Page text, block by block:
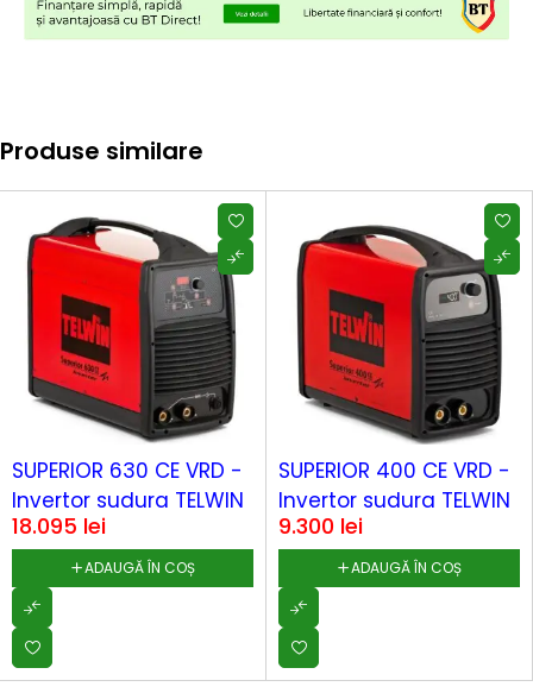
Produse similare
SUPERIOR 630 CE VRD -
Invertor sudura TELWIN
18.095 lei
ADAUGĂ ÎN COȘ
SUPERIOR 400 CE VRD -
Invertor sudura TELWIN
9.300 lei
ADAUGĂ ÎN COȘ